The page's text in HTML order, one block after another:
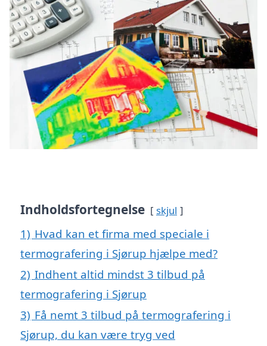
Indholdsfortegnelse skjul
1) Hvad kan et firma med speciale i
termografering i Sjørup hjælpe med?
2) Indhent altid mindst 3 tilbud på
termografering i Sjørup
3) Få nemt 3 tilbud på termografering i
Sjørup, du kan være tryg ved